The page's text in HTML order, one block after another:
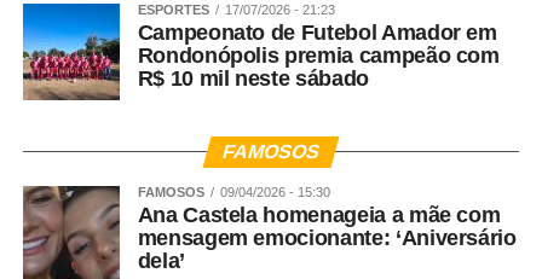
ESPORTES 17/07/2026 - 21:23
Campeonato de Futebol Amador em
Rondonópolis premia campeão com
R$ 10 mil neste sábado
FAMOSOS
FAMOSOS 09/04/2026 - 15:30
Ana Castela homenageia a mãe com
mensagem emocionante: ‘Aniversário
dela’